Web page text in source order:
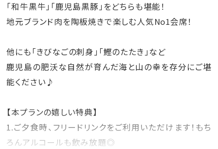
・ソフトドリンク
※飲み放題は90分の時間制となりますが、
食事会場の都合上（21：00終了)、
「和牛黒牛」「鹿児島黒豚」をどちらも堪能！
地元ブランド肉を陶板焼きで楽しむ人気No1会席！
他にも「きびなごの刺身」「鰹のたたき」など
鹿児島の肥沃な自然が育んだ海と山の幸を存分にご堪
能ください♪
【本プランの嬉しい特典】
1.ご夕食時、フリードリンクをご利用いただけます！もち
ろんアルコールも飲み放題◎